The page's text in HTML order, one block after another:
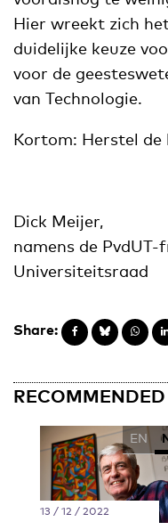
Hier wreekt zich
duidelijke keuze
voor de
van Technologie.
Kortom: Herstel de
Dick Meijer,
namens de
Universiteitsraad
Share:
RECOMMENDED
EN
13 / 12 / 2022